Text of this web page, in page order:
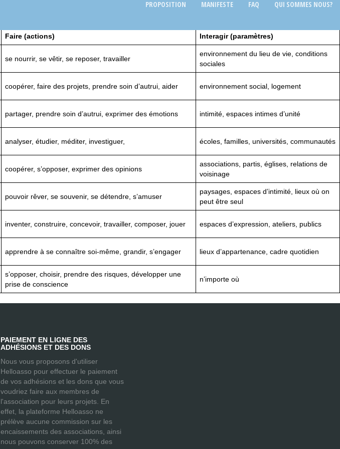
PROPOSITION MANIFESTE FAQ QUI SOMMES NOUS?
Faire (actions) Interagir (paramètres)
se nourrir, se vêtir, se reposer, travailler
environnement du lieu de vie, conditions
sociales
coopérer, faire des projets, prendre soin d’autrui, aider environnement social, logement
partager, prendre soin d’autrui, exprimer des émotions intimité, espaces intimes d’unité
analyser, étudier, méditer, investiguer, écoles, familles, universités, communautés
coopérer, s’opposer, exprimer des opinions
associations, partis, églises, relations de
voisinage
pouvoir rêver, se souvenir, se détendre, s’amuser
paysages, espaces d’intimité, lieux où on
peut être seul
inventer, construire, concevoir, travailler, composer, jouer espaces d’expression, ateliers, publics
apprendre à se connaître soi-même, grandir, s’engager lieux d’appartenance, cadre quotidien
s’opposer, choisir, prendre des risques, développer une
prise de conscience
n’importe où
PAIEMENT EN LIGNE DES
ADHÉSIONS ET DES DONS
Nous vous proposons d'utiliser
Helloasso pour effectuer le paiement
de vos adhésions et les dons que vous
voudriez faire aux membres de
l'association pour leurs projets. En
effet, la plateforme Helloasso ne
prélève aucune commission sur les
encaissements des associations, ainsi
nous pouvons conserver 100% des